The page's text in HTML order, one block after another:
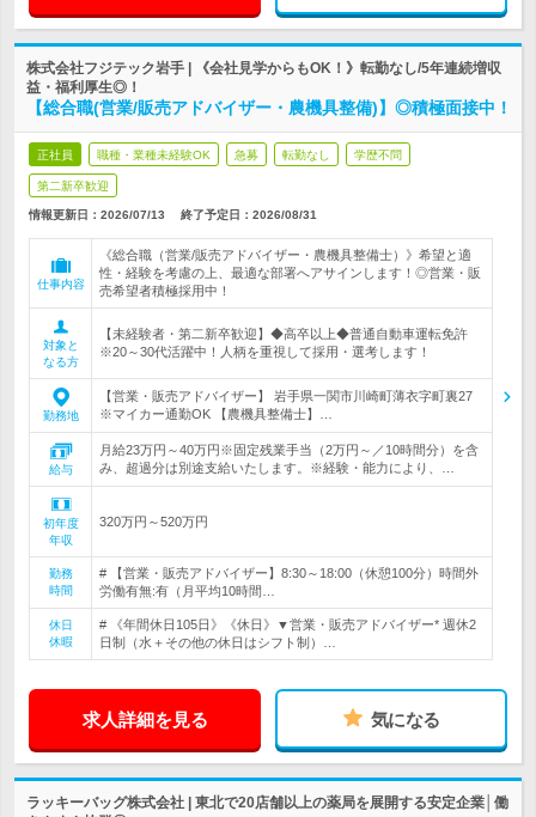
株式会社フジテック岩手 | 《会社見学からもOK！》転勤なし/5年連続増収
益・福利厚生◎！
【総合職(営業/販売アドバイザー・農機具整備)】◎積極面接中！
正社員 職種・業種未経験OK 急募 転勤なし 学歴不問
第二新卒歓迎
情報更新日：2026/07/13 終了予定日： 2026/08/31
仕事内容
《総合職（営業/販売アドバイザー・農機具整備士）》希望と適
性・経験を考慮の上、最適な部署へアサインします！◎営業・販
売希望者積極採用中！
対象と
なる方
【未経験者・第二新卒歓迎】◆高卒以上◆普通自動車運転免許
※20～30代活躍中！人柄を重視して採用・選考します！
勤務地
【営業・販売アドバイザー】 岩手県一関市川崎町薄衣字町裏27
※マイカー通勤OK 【農機具整備士】…
給与
月給23万円～40万円※固定残業手当（2万円～／10時間分）を含
み、超過分は別途支給いたします。※経験・能力により、…
初年度
年収
320万円～520万円
勤務
時間
# 【営業・販売アドバイザー】8:30～18:00（休憩100分）時間外
労働有無:有（月平均10時間…
休日
休暇
# 《年間休日105日》《休日》▼営業・販売アドバイザー* 週休2
日制（水＋その他の休日はシフト制）…
求人詳細を見る 気になる
ラッキーバッグ株式会社 | 東北で20店舗以上の薬局を展開する安定企業│働